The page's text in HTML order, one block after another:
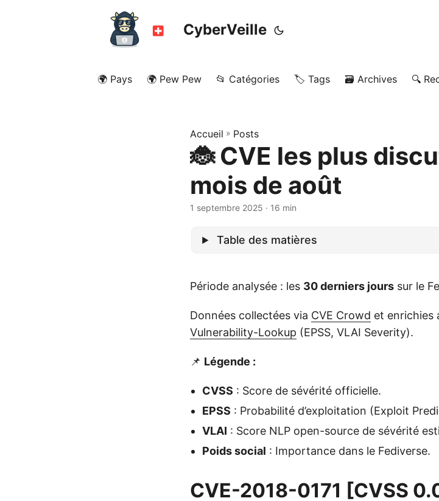
CyberVeille
🌍 Pays 🌍 Pew Pew 📂 Catégories 🏷️ Tags 🗃️ Archives 🔍
Accueil » Posts
🐞 CVE les plus
mois de août
1 septembre 2025 · 16 min
Table des matières
Période analysée : les 30 derniers jours sur le
Données collectées via CVE Crowd et enrichies
Vulnerability-Lookup (EPSS, VLAI Severity).
📌 Légende :
CVSS : Score de sévérité officielle.
EPSS : Probabilité d’exploitation (Exploit
VLAI : Score NLP open-source de sévérité
Poids social : Importance dans le Fediverse.
CVE-2018-0171 [CVSS